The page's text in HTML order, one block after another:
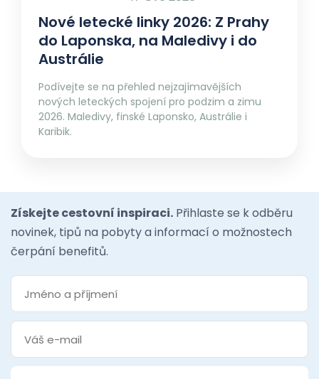
Nové letecké linky 2026: Z Prahy
do Laponska, na Maledivy i do
Austrálie
Podívejte se na přehled nejzajímavějších
nových leteckých spojení pro podzim a zimu
2026. Maledivy, finské Laponsko, Austrálie i
Karibik.
Získejte cestovní inspiraci. Přihlaste se k odběru
novinek, tipů na pobyty a informací o možnostech
čerpání benefitů.